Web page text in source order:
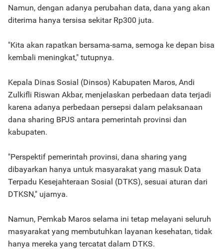
Namun, dengan adanya perubahan data, dana yang akan
diterima hanya tersisa sekitar Rp300 juta.
"Kita akan rapatkan bersama-sama, semoga ke depan bisa
kembali meningkat," tutupnya.
Kepala Dinas Sosial (Dinsos) Kabupaten Maros, Andi
Zulkifli Riswan Akbar, menjelaskan perbedaan data terjadi
karena adanya perbedaan persepsi dalam pelaksanaan
dana sharing BPJS antara pemerintah provinsi dan
kabupaten.
"Perspektif pemerintah provinsi, dana sharing yang
dibayarkan hanya untuk masyarakat yang masuk Data
Terpadu Kesejahteraan Sosial (DTKS), sesuai aturan dari
DTKSN," ujarnya.
Namun, Pemkab Maros selama ini tetap melayani seluruh
masyarakat yang membutuhkan layanan kesehatan, tidak
hanya mereka yang tercatat dalam DTKS.